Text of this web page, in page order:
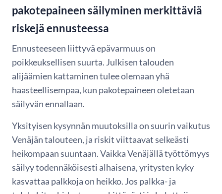
pakotepaineen säilyminen merkittäviä
riskejä ennusteessa
Ennusteeseen liittyvä epävarmuus on
poikkeuksellisen suurta. Julkisen talouden
alijäämien kattaminen tulee olemaan yhä
haasteellisempaa, kun pakotepaineen oletetaan
säilyvän ennallaan.
Yksityisen kysynnän muutoksilla on suurin vaikutus
Venäjän talouteen, ja riskit viittaavat selkeästi
heikompaan suuntaan. Vaikka Venäjällä työttömyys
säilyy todennäköisesti alhaisena, yritysten kyky
kasvattaa palkkoja on heikko. Jos palkka- ja